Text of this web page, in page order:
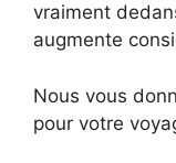
vraiment
augmente
Nous vous
pour votre